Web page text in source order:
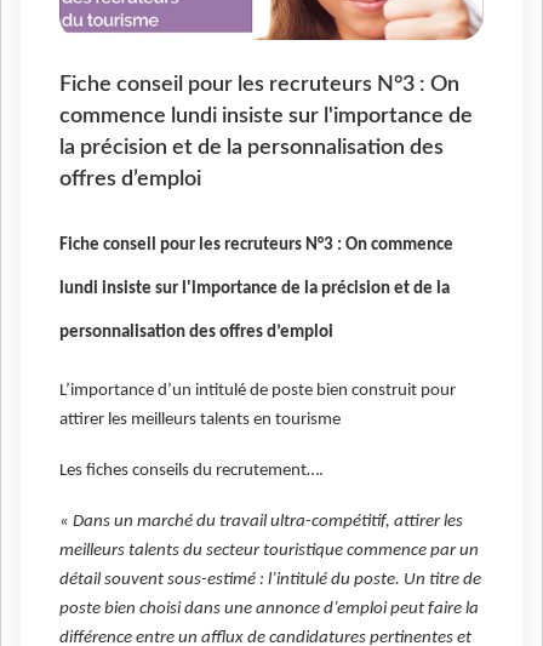
Fiche conseil pour les recruteurs N°3 : On
commence lundi insiste sur l'importance de
la précision et de la personnalisation des
offres d’emploi
Fiche conseil pour les recruteurs N°3 : On commence
lundi insiste sur l'importance de la précision et de la
personnalisation des offres d’emploi
L’importance d’un intitulé de poste bien construit pour
attirer les meilleurs talents en tourisme
Les fiches conseils du recrutement….
« Dans un marché du travail ultra-compétitif, attirer les
meilleurs talents du secteur touristique commence par un
détail souvent sous-estimé : l’intitulé du poste. Un titre de
poste bien choisi dans une annonce d’emploi peut faire la
différence entre un afflux de candidatures pertinentes et